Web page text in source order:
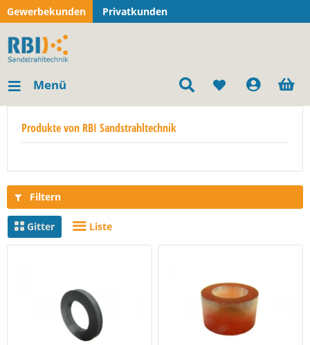
Gewerbekunden Privatkunden
Menü
Produkte von RBI Sandstrahltechnik
Filtern
Gitter Liste